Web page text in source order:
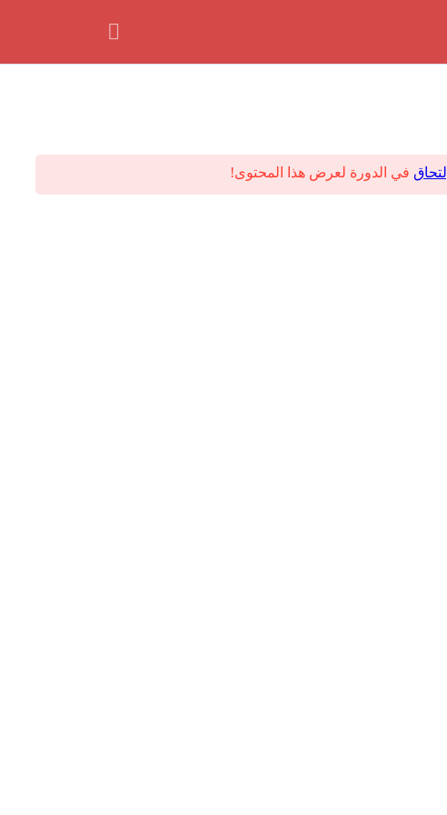
إلتحاق في الدورة لعرض هذا المحتوى!